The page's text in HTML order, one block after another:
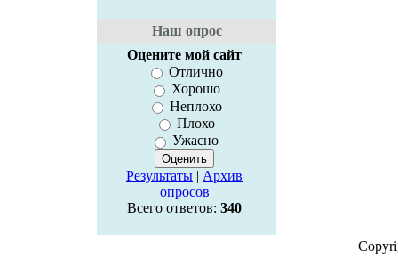
Наш опрос
Оцените мой сайт
Отлично
Хорошо
Неплохо
Плохо
Ужасно
Результаты | Архив
опросов
Всего ответов: 340